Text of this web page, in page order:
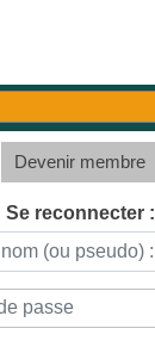
Devenir membre
Se reconnecter :